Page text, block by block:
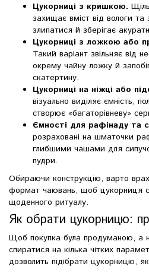
Цукорниці з кришкою.
захищає вміст від вологи та
злипатися й зберігає
Цукорниці з ложкою або
Такий варіант звільняє від
окрему чайну ложку й
скатертину.
Цукорниці на ніжці або
візуально виділяє ємність,
створює «багаторівневу»
Ємності для рафінаду та
розраховані на шматочки
глибшими чашами для
пудри.
Обираючи конструкцію, варто
формат чаювань, щоб цукорниця
щоденного ритуалу.
Як обрати цукорницю:
Щоб покупка була продуманою, а
спиратися на кілька чітких
дозволить підібрати цукорницю,